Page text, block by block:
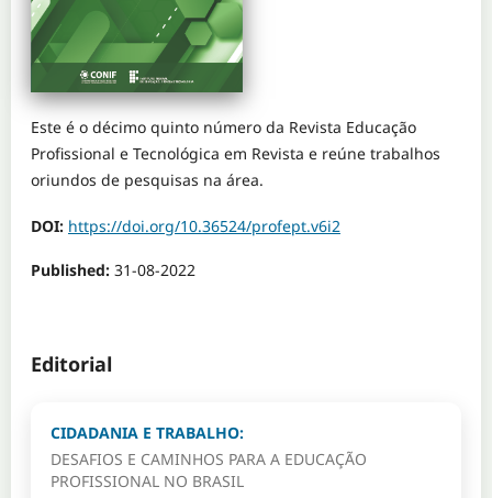
Este é o décimo quinto número da Revista Educação
Profissional e Tecnológica em Revista e reúne trabalhos
oriundos de pesquisas na área.
DOI: https://doi.org/10.36524/profept.v6i2
Published: 31-08-2022
Editorial
CIDADANIA E TRABALHO:
DESAFIOS E CAMINHOS PARA A EDUCAÇÃO
PROFISSIONAL NO BRASIL